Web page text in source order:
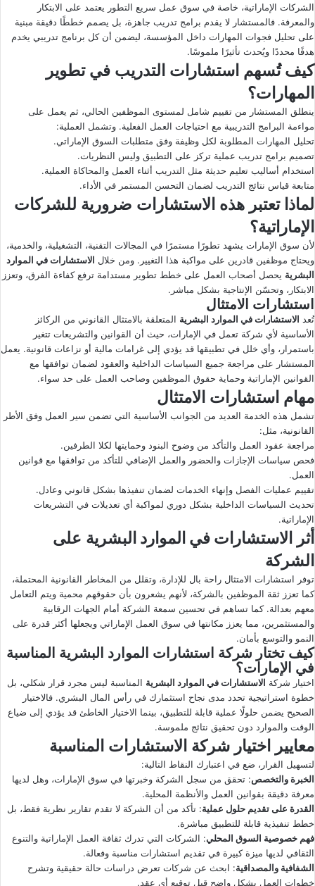
الشركات الإماراتية، خاصة في سوق عمل سريع التطور يعتمد على الابتكار
والمعرفة. فالمستشار لا يقدم برامج تدريب جاهزة، بل يصمم خططًا دقيقة مبنية
على تحليل فجوات المهارات داخل المؤسسة، ليضمن أن كل برنامج تدريبي يخدم
هدفًا محددًا ويُحدث تأثيرًا ملموسًا.
كيف تُسهم استشارات التدريب في تطوير
المهارات؟
ينطلق المستشار من تقييم شامل لمستوى الموظفين الحالي، ثم يعمل على
مواءمة البرامج التدريبية مع احتياجات العمل الفعلية. وتشمل العملية:
تحليل المهارات المطلوبة لكل وظيفة وفق متطلبات السوق الإماراتي.
تصميم برامج تدريب عملية تركز على التطبيق وليس النظريات.
استخدام أساليب تعليم حديثة مثل التدريب أثناء العمل والمحاكاة العملية.
متابعة قياس نتائج التدريب لضمان التحسن المستمر في الأداء.
لماذا تعتبر هذه الاستشارات ضرورية للشركات
الإماراتية؟
لأن سوق الإمارات يشهد تطورًا مستمرًا في المجالات التقنية، التشغيلية، والخدمية،
ويحتاج موظفين قادرين على مواكبة هذا التغيير. ومن خلال الاستشارات في الموارد
البشرية يحصل أصحاب العمل على خطط تطوير مستدامة ترفع كفاءة الفرق، وتعزز
الابتكار، وتحسّن الإنتاجية بشكل مباشر.
استشارات الامتثال
تُعد الاستشارات في الموارد البشرية المتعلقة بالامتثال القانوني من الركائز
الأساسية لأي شركة تعمل في الإمارات، حيث أن القوانين والتشريعات تتغير
باستمرار، وأي خلل في تطبيقها قد يؤدي إلى غرامات مالية أو نزاعات قانونية. يعمل
المستشار على مراجعة جميع السياسات الداخلية والعقود لضمان توافقها مع
القوانين الإماراتية وحماية حقوق الموظفين وصاحب العمل على حد سواء.
مهام استشارات الامتثال
تشمل هذه الخدمة العديد من الجوانب الأساسية التي تضمن سير العمل وفق الأطر
القانونية، مثل:
مراجعة عقود العمل والتأكد من وضوح البنود وحمايتها لكلا الطرفين.
فحص سياسات الإجازات والحضور والعمل الإضافي للتأكد من توافقها مع قوانين
العمل.
تقييم عمليات الفصل وإنهاء الخدمات لضمان تنفيذها بشكل قانوني وعادل.
تحديث السياسات الداخلية بشكل دوري لمواكبة أي تعديلات في التشريعات
الإماراتية.
أثر الاستشارات في الموارد البشرية على
الشركة
توفر استشارات الامتثال راحة بال للإدارة، وتقلل من المخاطر القانونية المحتملة،
كما تعزز ثقة الموظفين بالشركة، لأنهم يشعرون بأن حقوقهم محمية ويتم التعامل
معهم بعدالة. كما تساهم في تحسين سمعة الشركة أمام الجهات الرقابية
والمستثمرين، مما يعزز مكانتها في سوق العمل الإماراتي ويجعلها أكثر قدرة على
النمو والتوسع بأمان.
كيف تختار شركة استشارات الموارد البشرية المناسبة
في الإمارات؟
اختيار شركة الاستشارات في الموارد البشرية المناسبة ليس مجرد قرار شكلي، بل
خطوة استراتيجية تحدد مدى نجاح استثمارك في رأس المال البشري. فالاختيار
الصحيح يضمن حلولًا عملية قابلة للتطبيق، بينما الاختيار الخاطئ قد يؤدي إلى ضياع
الوقت والموارد دون تحقيق نتائج ملموسة.
معايير اختيار شركة الاستشارات المناسبة
لتسهيل القرار، ضع في اعتبارك النقاط التالية:
الخبرة والتخصص: تحقق من سجل الشركة وخبرتها في سوق الإمارات، وهل لديها
معرفة دقيقة بقوانين العمل والأنظمة المحلية.
القدرة على تقديم حلول عملية: تأكد من أن الشركة لا تقدم تقارير نظرية فقط، بل
خطط تنفيذية قابلة للتطبيق مباشرة.
فهم خصوصية السوق المحلي: الشركات التي تدرك ثقافة العمل الإماراتية والتنوع
الثقافي لديها ميزة كبيرة في تقديم استشارات مناسبة وفعالة.
الشفافية والمصداقية: ابحث عن شركات تعرض دراسات حالة حقيقية وتشرح
خطوات العمل بشكل واضح قبل توقيع أي عقد.